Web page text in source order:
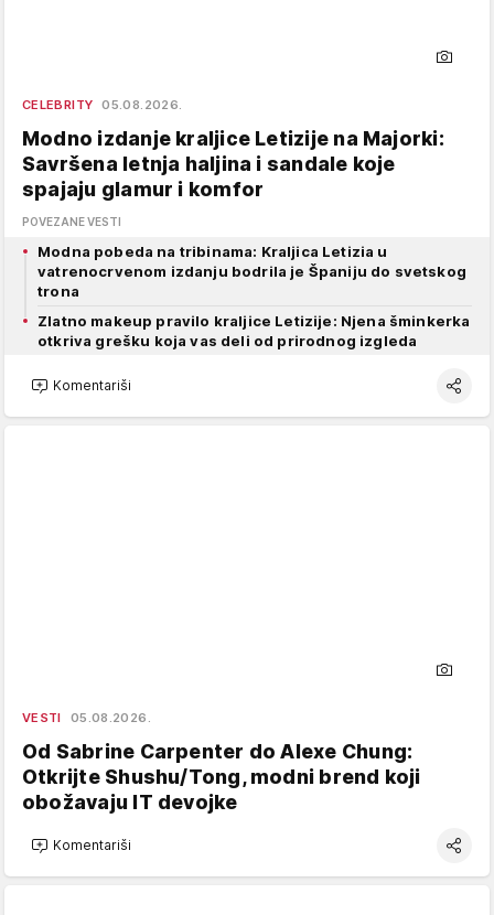
CELEBRITY 05.08.2026.
Modno izdanje kraljice Letizije na Majorki:
Savršena letnja haljina i sandale koje
spajaju glamur i komfor
POVEZANE VESTI
Modna pobeda na tribinama: Kraljica Letizia u
vatrenocrvenom izdanju bodrila je Španiju do svetskog
trona
Zlatno makeup pravilo kraljice Letizije: Njena šminkerka
otkriva grešku koja vas deli od prirodnog izgleda
Komentariši
VESTI 05.08.2026.
Od Sabrine Carpenter do Alexe Chung:
Otkrijte Shushu/Tong, modni brend koji
obožavaju IT devojke
Komentariši